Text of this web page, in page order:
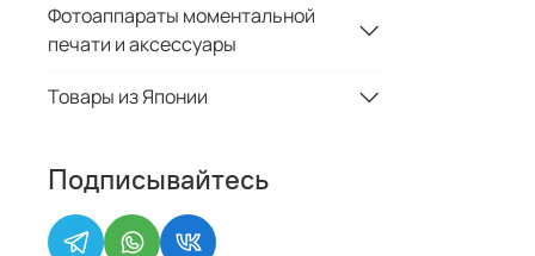
Фотоаппараты моментальной
печати и аксессуары
Товары из Японии
Подписывайтесь